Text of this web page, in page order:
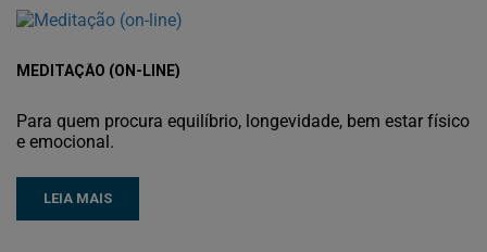
MEDITAÇÃO (ON-LINE)
Para quem procura equilíbrio, longevidade, bem estar físico
e emocional.
LEIA MAIS